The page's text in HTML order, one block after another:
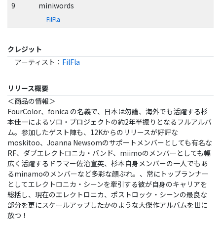
9 miniwords
FilFla
クレジット
アーティスト ： FilFla
リリース概要
＜商品の情報＞
FourColor、fonica の名義で、日本は勿論、海外でも活躍する杉
本佳一によるソロ・プロジェクトの約2年半振りとなるフルアルバ
ム。参加したゲスト陣も、12Kからのリリースが好評な
moskitoo、Joanna Newsomのサポートメンバーとしても有名な
RF、ダブエレクトロニカ・バンド、miimoのメンバーとしても幅
広く活躍するドラマー佐治宣英、杉本自身メンバーの一人でもあ
るminamoのメンバーなど多彩な顔ぶれ。、常にトップランナー
としてエレクトロニカ・シーンを牽引する彼が自身のキャリアを
総括し、現在のエレクトロニカ、ポストロック・シーンの最良な
部分を更にスケールアップしたかのような大傑作アルバムを世に
放つ！